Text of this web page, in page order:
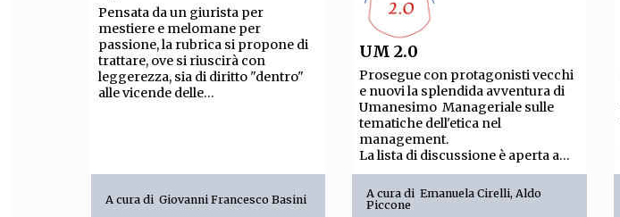
Pensata da un giurista per
mestiere e melomane per
passione, la rubrica si propone di
trattare, ove si riuscirà con
leggerezza, sia di diritto "dentro"
alle vicende delle...
A cura di Giovanni Francesco Basini
UM 2.0
Prosegue con protagonisti vecchi
e nuovi la splendida avventura di
Umanesimo Manageriale sulle
tematiche dell'etica nel
management.
La lista di discussione è aperta a...
A cura diEmanuela Cirelli,Aldo
Piccone